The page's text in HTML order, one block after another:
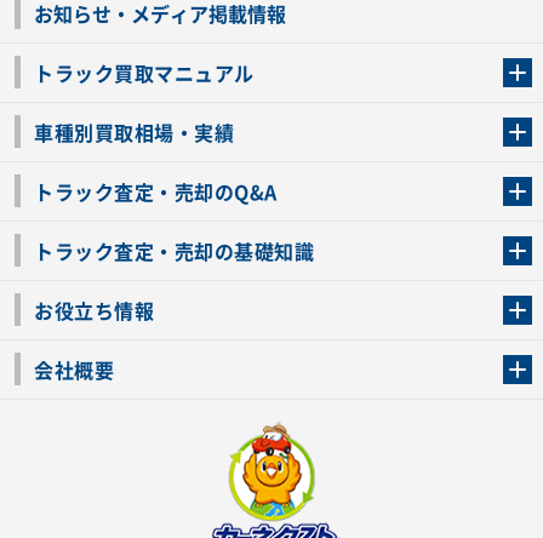
お知らせ・メディア掲載情報
トラック買取マニュアル
車種別買取相場・実績
トラック査定・売却のQ&A
トラック査定・売却の基礎知識
お役立ち情報
会社概要